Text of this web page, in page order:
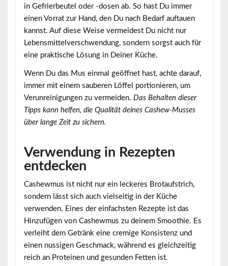
in Gefrierbeutel oder -dosen ab. So hast Du immer
einen Vorrat zur Hand, den Du nach Bedarf auftauen
kannst. Auf diese Weise vermeidest Du nicht nur
Lebensmittelverschwendung, sondern sorgst auch für
eine praktische Lösung in Deiner Küche.
Wenn Du das Mus einmal geöffnet hast, achte darauf,
immer mit einem sauberen Löffel portionieren, um
Verunreinigungen zu vermeiden. Das Behalten dieser
Tipps kann helfen, die Qualität deines Cashew-Musses
über lange Zeit zu sichern.
Verwendung in Rezepten
entdecken
Cashewmus ist nicht nur ein leckeres Brotaufstrich,
sondern lässt sich auch vielseitig in der Küche
verwenden. Eines der einfachsten Rezepte ist das
Hinzufügen von Cashewmus zu deinem Smoothie. Es
verleiht dem Getränk eine cremige Konsistenz und
einen nussigen Geschmack, während es gleichzeitig
reich an Proteinen und gesunden Fetten ist.